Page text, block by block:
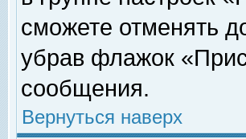
сможете отменять
убрав флажок
сообщения.
Вернуться наверх